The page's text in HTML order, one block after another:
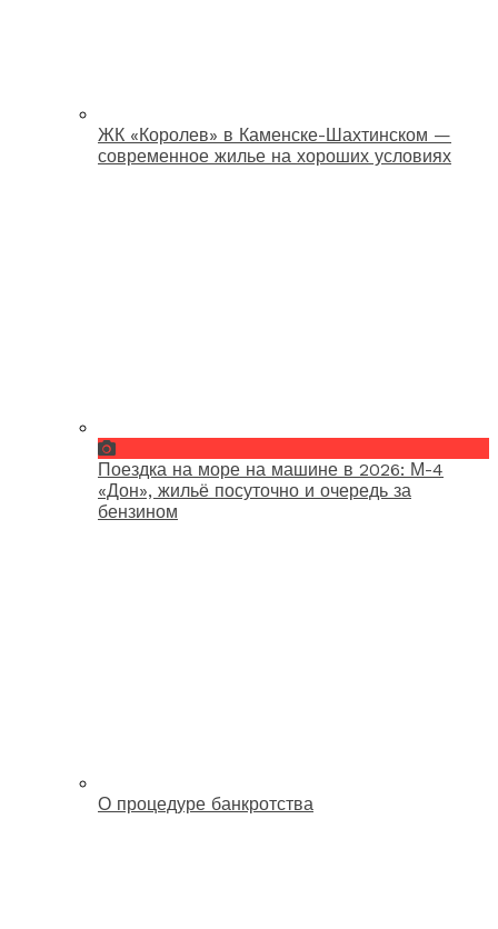
ЖК «Королев» в Каменске-Шахтинском —
современное жилье на хороших условиях
Поездка на море на машине в 2026: М-4
«Дон», жильё посуточно и очередь за
бензином
О процедуре банкротства